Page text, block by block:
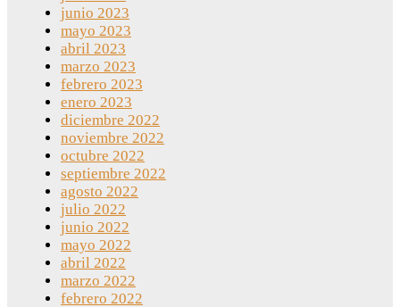
junio 2023
mayo 2023
abril 2023
marzo 2023
febrero 2023
enero 2023
diciembre 2022
noviembre 2022
octubre 2022
septiembre 2022
agosto 2022
julio 2022
junio 2022
mayo 2022
abril 2022
marzo 2022
febrero 2022